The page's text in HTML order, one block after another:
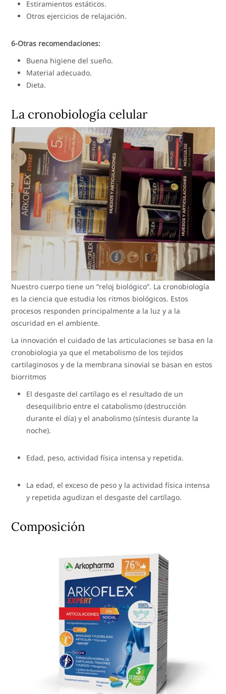
Estiramientos estáticos.
Otros ejercicios de relajación.
6-Otras recomendaciones:
Buena higiene del sueño.
Material adecuado.
Dieta.
La cronobiología celular
Nuestro cuerpo tiene un “reloj biológico”. La cronobiología
es la ciencia que estudia los ritmos biológicos. Estos
procesos responden principalmente a la luz y a la
oscuridad en el ambiente.
La innovación el cuidado de las articulaciones se basa en la
cronobiologia ya que el metabolismo de los tejidos
cartilaginosos y de la membrana sinovial se basan en estos
biorritmos
El desgaste del cartílago es el resultado de un
desequilibrio entre el catabolismo (destrucción
durante el día) y el anabolismo (síntesis durante la
noche).
Edad, peso, actividad física intensa y repetida.
La edad, el exceso de peso y la actividad física intensa
y repetida agudizan el desgaste del cartílago.
Composición